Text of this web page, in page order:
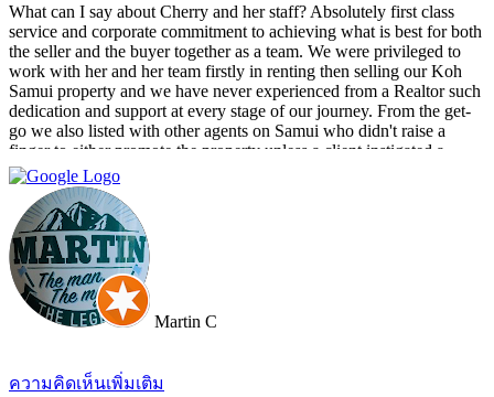
What can I say about Cherry and her staff? Absolutely first class
service and corporate commitment to achieving what is best for both
the seller and the buyer together as a team. We were privileged to
work with her and her team firstly in renting then selling our Koh
Samui property and we have never experienced from a Realtor such
dedication and support at every stage of our journey. From the get-
go we also listed with other agents on Samui who didn't raise a
finger to either promote the property unless a client instigated a
viewing. Dr Property from the start was on our side and we felt part
of a team. They constantly reviewed marketing, photography and
even made regular visits to the property to suggest changes that may
broaden the appeal to wider markets. Our advice, if you want
promotion not just commission taking, go directly to Cherry and
thank me later.
Martin C
ความคิดเห็นเพิ่มเติม